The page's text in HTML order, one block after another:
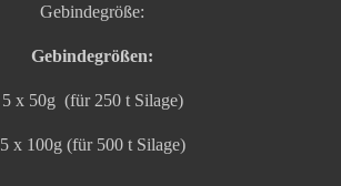
Gebindegröße:
Gebindegrößen:
5 x 50g (für 250 t Silage)
5 x 100g (für 500 t Silage)